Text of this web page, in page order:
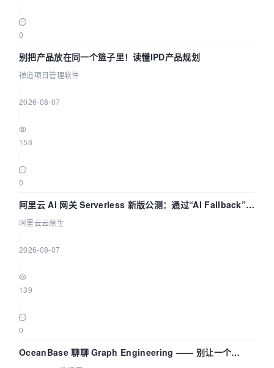
0
别把产品放在同一个篮子里！读懂IPD产品规划
禅道项目管理软件
2026-08-07
153
0
阿里云 AI 网关 Serverless 新版公测：通过“AI Fallback”与
拓扑可视化构建 AI 流量治理底座
阿里云云原生
2026-08-07
139
0
OceanBase 聊聊 Graph Engineering —— 别让一个